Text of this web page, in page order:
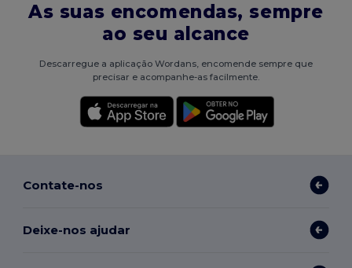
As suas encomendas, sempre
ao seu alcance
Descarregue a aplicação Wordans, encomende sempre que
precisar e acompanhe-as facilmente.
Contate-nos
Deixe-nos ajudar